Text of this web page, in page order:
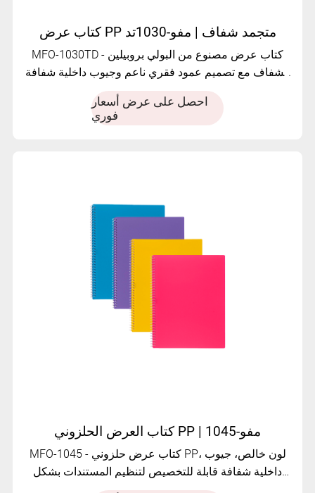
كتاب عرض PP متجمد شفاف | مفو-1030تد
MFO-1030TD - كتاب عرض مصنوع من البولي بروبيلين
الشفاف مع تصميم عمود فقري ناعم وجيوب داخلية شفافة
احصل على عرض أسعار
فوري
كتاب العرض الحلزوني PP | مفو-1045
MFO-1045 - كتاب عرض حلزوني PP، لون خالص، جيوب
داخلية شفافة قابلة للتخصيص لتنظيم المستندات بشكل